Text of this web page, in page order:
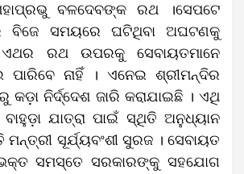
ବଳଦେବଙ୍କ ରଥ ।ସେପଟେ
ବିଜେ ସମୟରେ ଘଟିଥିବା ଅଘଟଣକୁ
ରଥ ଉପରକୁ ସେବାୟତମାନେ
ନାହିଁ । ଏନେଇ ଶ୍ରୀମନ୍ଦିର
ନିର୍ଦ୍ଦେଶ ଜାରି କରାଯାଇଛି । ଏଥି
ଯାତ୍ରା ପାଇଁ ସ୍ଥିତି ଅନୁଧ୍ୟାନ
ସୂର୍ଯ୍ୟବଂଶୀ ସୁରଜ । ସେବାୟତ
ସମସ୍ତେ ସରକାରଙ୍କୁ ସହଯୋଗ